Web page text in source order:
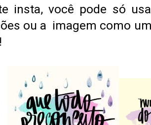
insta, você pode só
ou a imagem como